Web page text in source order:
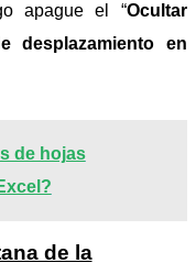
apague el “Ocultar
desplazamiento en
de hojas
de la